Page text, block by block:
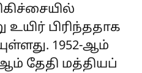
பிரிந்ததாக
1952-ஆம்
தேதி மத்தியப்